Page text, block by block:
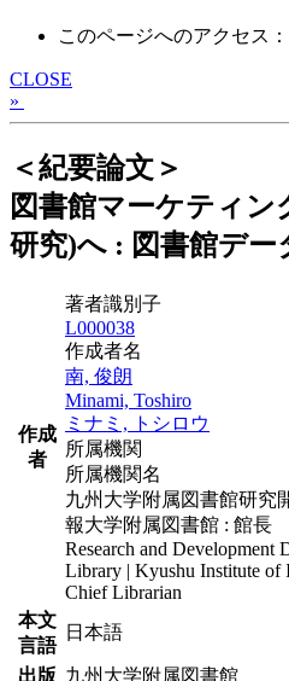
このページへのアクセス：
CLOSE
»
＜紀要論文＞
図書館マーケティン
研究)へ : 図書館デー
作成
者
著者識別子
L000038
作成者名
南, 俊朗
Minami, Toshiro
ミナミ, トシロウ
所属機関
所属機関名
九州大学附属図書館研究
報大学附属図書館 : 館長
Research and
Library | Kyushu Institute of
Chief Librarian
本文
言語
日本語
出版 九州大学附属図書館